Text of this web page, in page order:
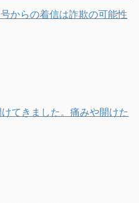
からの着信は詐欺の可能性
てきました。痛みや開けた